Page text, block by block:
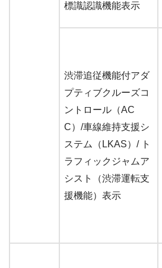
標識認識機能表示
渋滞追従機能付アダ
プティブクルーズコ
ントロール（AC
C）/車線維持支援シ
ステム（LKAS）/ ト
ラフィックジャムア
シスト（渋滞運転支
援機能）表示